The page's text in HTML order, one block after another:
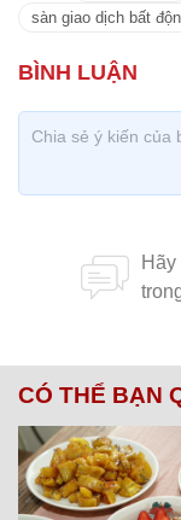
sàn giao dịch bất
CÓ THỂ BẠN